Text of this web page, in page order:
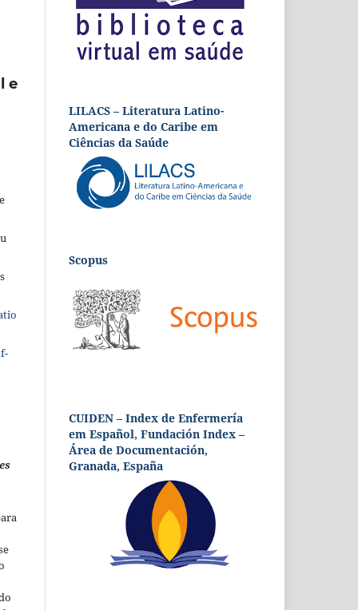
e
LILACS – Literatura Latino-
Americana e do Caribe em
Ciências da Saúde
Scopus
CUIDEN – Index de Enfermería
em Español, Fundación Index –
Área de Documentación,
Granada, España